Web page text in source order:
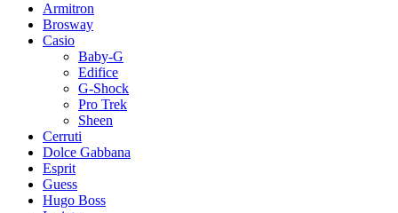
Armitron
Brosway
Casio
Baby-G
Edifice
G-Shock
Pro Trek
Sheen
Cerruti
Dolce Gabbana
Esprit
Guess
Hugo Boss